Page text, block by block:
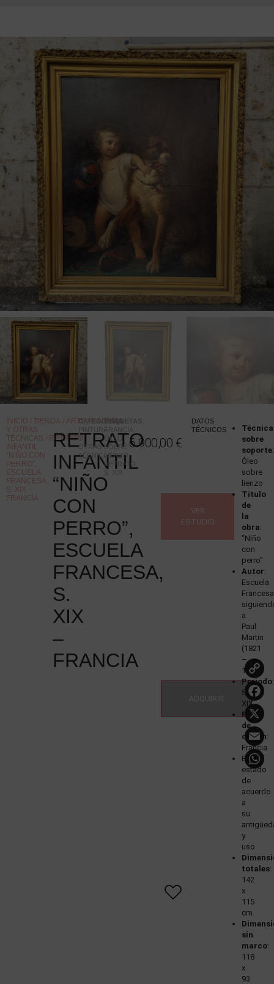
INICIO / TIENDA / ARTE / PINTURA
Y OTRAS
TÉCNICAS / RETRATO
INFANTIL
“NIÑO CON
PERRO”,
ESCUELA
FRANCESA,
S. XIX –
FRANCIA
RETRATO
INFANTIL
“NIÑO
CON
PERRO”,
ESCUELA
FRANCESA,
S.
XIX
–
FRANCIA
CATEGORÍAS
Y
OTRAS
TÉCNICAS
ETIQUETAS
ÓLEO
SOBRE
LIENZO ,
RETRATO
6.900,00 €
VER
ESTUDIO
DATOS
TÉCNICOS
Técnica
sobre
soporte:
Óleo
sobre
lienzo
Título
de
la
obra:
“Niño
con
perro”
Autor:
Escuela
a
Paul
Martin
(1821
–
1901)
Periodo:
Siglo
XIX
País
de
origen:
Francia
Buen
estado
de
acuerdo
a
su
y
uso
totales:
142
x
115
cm.
sin
marco:
118
x
93